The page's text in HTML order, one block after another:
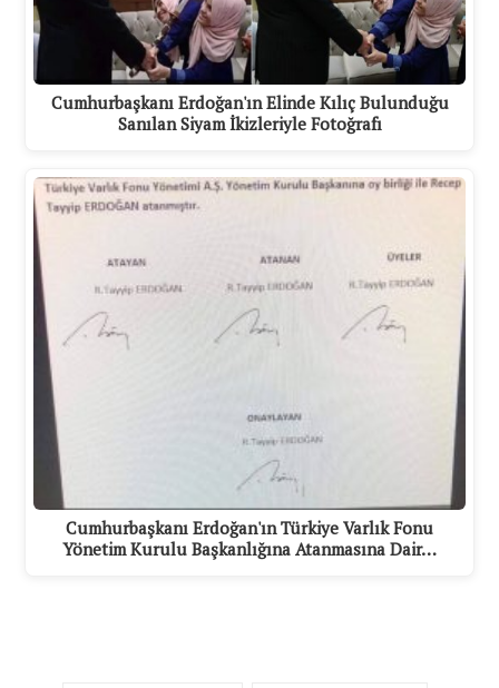
Cumhurbaşkanı Erdoğan'ın Elinde Kılıç Bulunduğu
Sanılan Siyam İkizleriyle Fotoğrafı
Cumhurbaşkanı Erdoğan'ın Türkiye Varlık Fonu
Yönetim Kurulu Başkanlığına Atanmasına Dair…